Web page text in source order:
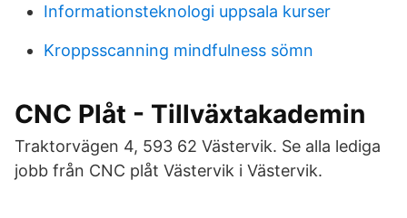
Informationsteknologi uppsala kurser
Kroppsscanning mindfulness sömn
CNC Plåt - Tillväxtakademin
Traktorvägen 4, 593 62 Västervik. Se alla lediga
jobb från CNC plåt Västervik i Västervik.